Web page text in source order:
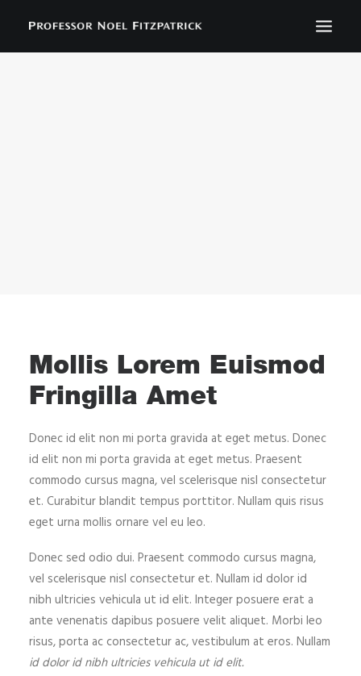
Mollis Lorem Euismod
Fringilla Amet
Donec id elit non mi porta gravida at eget metus. Donec
id elit non mi porta gravida at eget metus. Praesent
commodo cursus magna, vel scelerisque nisl consectetur
et. Curabitur blandit tempus porttitor. Nullam quis risus
eget urna mollis ornare vel eu leo.
Donec sed odio dui. Praesent commodo cursus magna,
vel scelerisque nisl consectetur et. Nullam id dolor id
nibh ultricies vehicula ut id elit. Integer posuere erat a
ante venenatis dapibus posuere velit aliquet. Morbi leo
risus, porta ac consectetur ac, vestibulum at eros. Nullam
id dolor id nibh ultricies vehicula ut id elit.